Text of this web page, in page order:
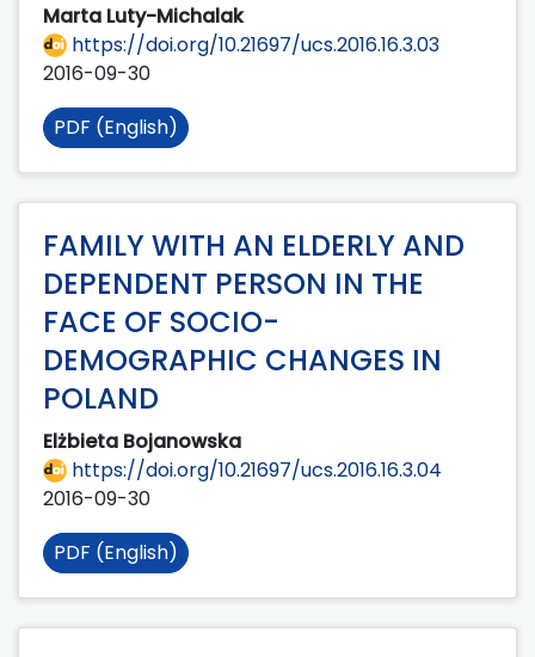
Marta Luty-Michalak
https://doi.org/10.21697/ucs.2016.16.3.03
2016-09-30
PDF (English)
FAMILY WITH AN ELDERLY AND
DEPENDENT PERSON IN THE
FACE OF SOCIO-
DEMOGRAPHIC CHANGES IN
POLAND
Elżbieta Bojanowska
https://doi.org/10.21697/ucs.2016.16.3.04
2016-09-30
PDF (English)